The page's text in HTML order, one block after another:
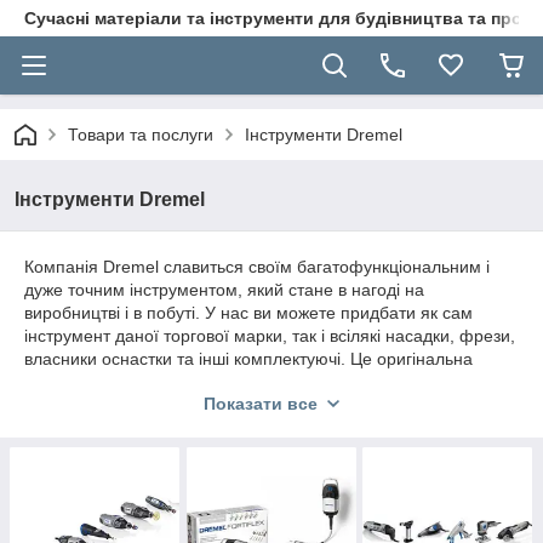
Сучасні матеріали та інструменти для будівництва та
Товари та послуги Інструменти Dremel
Інструменти Dremel
Компанія Dremel славиться своїм багатофункціональним і
дуже точним інструментом, який стане в нагоді на
виробництві і в побуті. У нас ви можете придбати як сам
інструмент даної торгової марки, так і всілякі насадки, фрези,
власники оснастки та інші комплектуючі. Це оригінальна
Насадки, фрези і власники оснащення
Показати все